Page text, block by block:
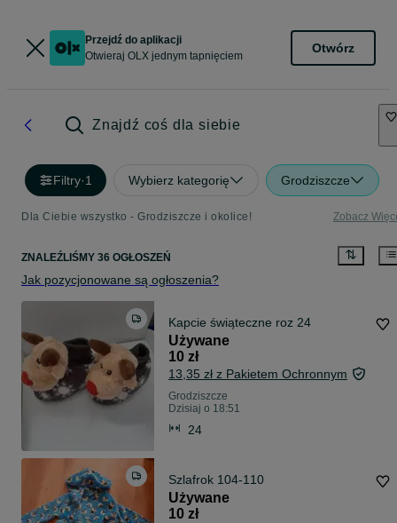
Przejdź do aplikacji
Otwieraj OLX jednym tapnięciem
Otwórz
Znajdź coś dla siebie
Filtry·1 Wybierz kategorię Grodziszcze
Dla Ciebie wszystko - Grodziszcze i okolice! Zobacz
ZNALEŹLIŚMY 36 OGŁOSZEŃ
Jak pozycjonowane są ogłoszenia?
Kapcie świąteczne roz 24
Używane
10 zł
13,35 zł z Pakietem Ochronnym
Grodziszcze
Dzisiaj o 18:51
24
Szlafrok 104-110
Używane
10 zł